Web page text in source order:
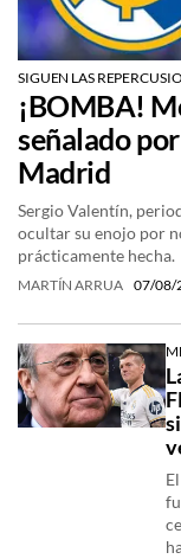
SIGUEN LAS
¡BOMBA!
señalado
Madrid
Sergio Valentín,
ocultar su enojo por
prácticamente hecha.
MARTÍN ARRUA 07/08/